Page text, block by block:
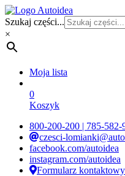
Szukaj części...
×
Moja lista
0
Koszyk
800-200-200 | 785-582-
czesci-
facebook.com/autoidea
instagram.com/autoidea
Formularz kontaktowy